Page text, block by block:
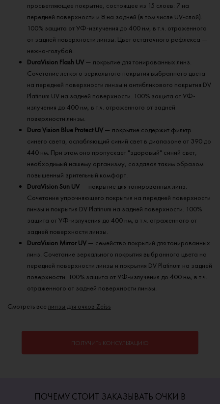
просветляющее покрытие, состоящее из 15 слоев: 7 на
передней поверхности и 8 на задней (в том числе UV-слой).
100% защита от УФ-излучения до 400 нм, в т.ч. отраженного
от задней поверхности линзы. Цвет остаточного рефлекса —
нежно-голубой.
DuraVision Flash UV — покрытие для тонированных линз.
Сочетание легкого зеркального покрытия выбранного цвета
на передней поверхности линзы и антибликового покрытия DV
Platinum UV на задней поверхности. 100% защита от УФ-
излучения до 400 нм, в т.ч. отраженного от задней
поверхности линзы.
Dura Vision Blue Protect UV — покрытие содержит фильтр
синего света, ослабляющий синий свет в диапазоне от 390 до
440 нм. При этом оно пропускает "здоровый" синий свет,
необходимый нашему организму, создавая таким образом
повышенный зрительный комфорт.
DuraVision Sun UV — покрытие для тонированных линз.
Сочетание упрочняющего покрытия на передней поверхности
линзы и покрытия DV Platinum на задней поверхности. 100%
защита от УФ-излучения до 400 нм, в т.ч. отраженного от
задней поверхности линзы.
DuraVision Mirror UV — семейство покрытий для тонированных
линз. Сочетание зеркального покрытия выбранного цвета на
передней поверхности линзы и покрытия DV Platinum на задней
поверхности. 100% защита от УФ-излучения до 400 нм, в т.ч.
отраженного от задней поверхности линзы.
Смотреть все линзы для очков Zeiss
ПОЛУЧИТЬ КОНСУЛЬТАЦИЮ
ПОЧЕМУ СТОИТ ЗАКАЗЫВАТЬ ОЧКИ В